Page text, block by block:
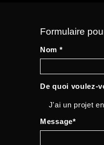
Formulaire
Nom *
De quoi voulez-
J'ai un projet
Message*